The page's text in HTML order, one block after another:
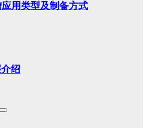
用类型及制备方式
绍